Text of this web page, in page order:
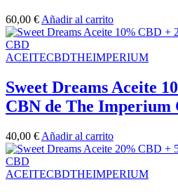
60,00 € Añadir al carrito
ACEITECBDTHEIMPERIUM
Sweet Dreams Aceite
CBN de The Imperium
40,00 € Añadir al carrito
ACEITECBDTHEIMPERIUM